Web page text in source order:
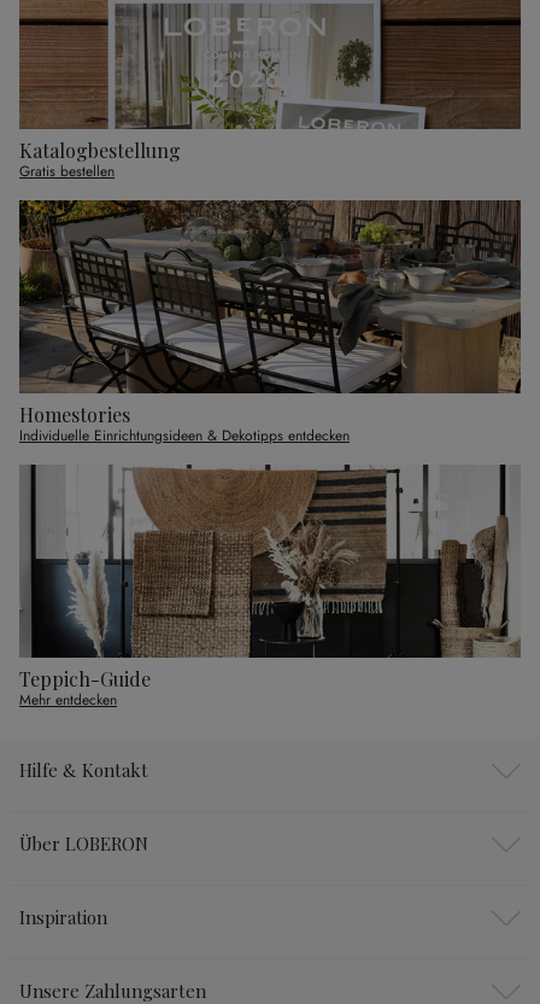
Katalogbestellung
Gratis bestellen
Homestories
Individuelle Einrichtungsideen & Dekotipps entdecken
Teppich-Guide
Mehr entdecken
Hilfe & Kontakt
Über LOBERON
Inspiration
Unsere Zahlungsarten